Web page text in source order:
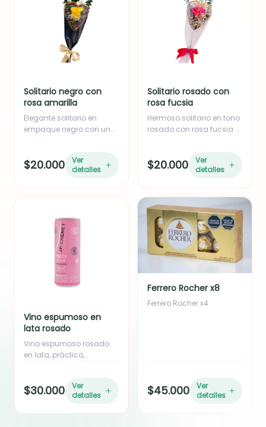
Solitario negro con
rosa amarilla
Elegante solitario en
empaque negro con una
de eucalipto y yizo. Ideal
como adición o para
$20.000
Ver
detalles
Solitario rosado con
rosa fucsia
Hermoso solitario en tono
rosado con rosa fucsia o
Ideal para empresas o
como complemento de
cinta de tela.
$20.000
Ver
detalles
Vino espumoso en
lata rosado
Vino espumoso rosado
en lata, práctico,
cualquier detalle o
$30.000
Ver
detalles
Ferrero Rocher x8
Ferrero Rocher x4
$45.000
Ver
detalles